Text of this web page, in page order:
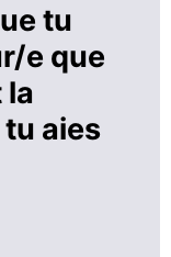
tu
e que
la
aies